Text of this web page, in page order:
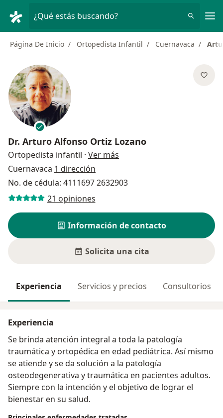
¿Qué estás buscando?
Página De Inicio Ortopedista Infantil Cuernavaca
Dr. Arturo Alfonso Ortiz Lozano
Ortopedista infantil · Ver más
Cuernavaca 1 dirección
No. de cédula: 4111697 2632903
21 opiniones
Información de contacto
Solicita una cita
Experiencia Servicios y precios Consultorios
Experiencia
Se brinda atención integral a toda la patología
traumática y ortopédica en edad pediátrica. Así mismo
se atiende y se da solución a la patología
osteodegenerativa y traumática en pacientes adultos.
Siempre con la intención y el objetivo de lograr el
bienestar en su salud.